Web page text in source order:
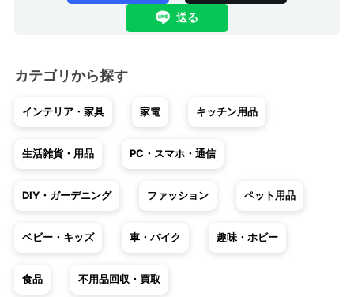
送る
カテゴリから探す
インテリア・家具 家電 キッチン用品
生活雑貨・用品 PC・スマホ・通信
DIY・ガーデニング ファッション ペット用品
ベビー・キッズ 車・バイク 趣味・ホビー
食品 不用品回収・買取